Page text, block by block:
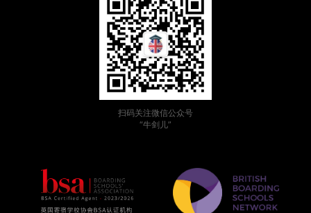
扫码关注微信公众号
“牛剑儿”